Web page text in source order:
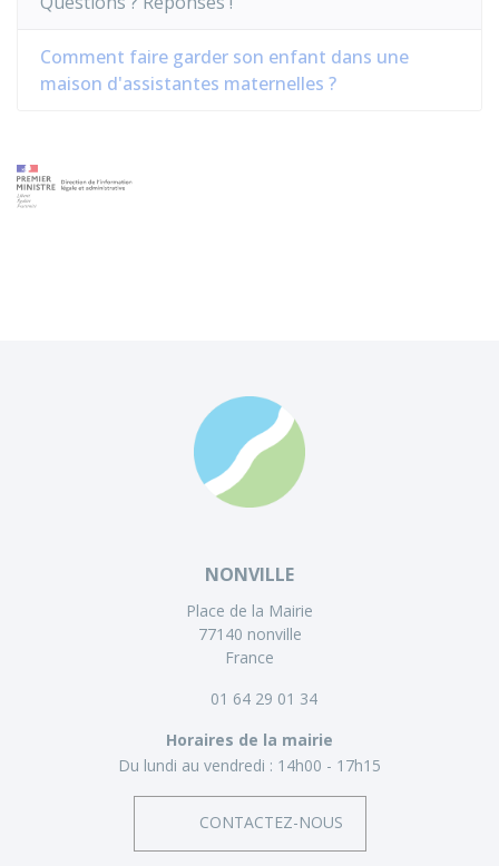
Comment faire garder son enfant dans une
maison d'assistantes maternelles ?
NONVILLE
Place de la Mairie
77140 nonville
France
01 64 29 01 34
Horaires de la mairie
Du lundi au vendredi : 14h00 - 17h15
CONTACTEZ-NOUS